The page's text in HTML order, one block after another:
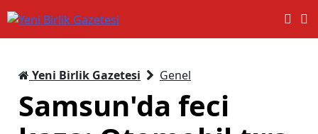
Yeni Birlik Gazetesi Genel
Samsun'da feci